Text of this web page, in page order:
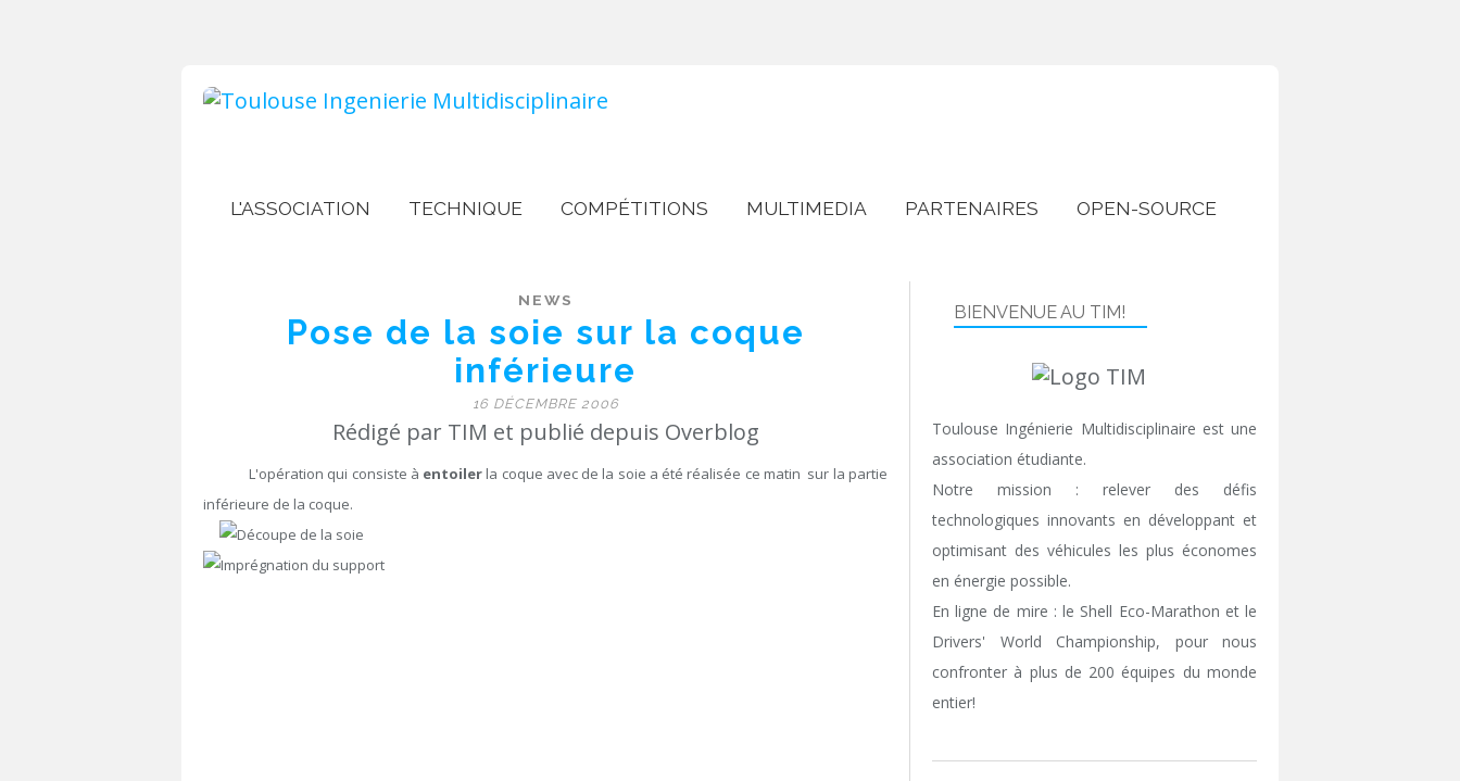
L'ASSOCIATION TECHNIQUE COMPÉTITIONS MULTIMEDIA PARTENAIRES OPEN-SOURCE
NEWS
Pose de la soie sur la coque
inférieure
16 DÉCEMBRE 2006
Rédigé par TIM et publié depuis Overblog
L'opération qui consiste à entoiler la coque avec de la soie a été réalisée ce matin sur la partie
inférieure de la coque.
BIENVENUE AU TIM!
Toulouse Ingénierie Multidisciplinaire est une
association étudiante.
Notre mission : relever des défis
technologiques innovants en développant et
optimisant des véhicules les plus économes
en énergie possible.
En ligne de mire : le Shell Eco-Marathon et le
Drivers' World Championship, pour nous
confronter à plus de 200 équipes du monde
entier!